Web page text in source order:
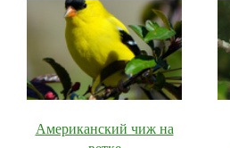
Американский чиж на